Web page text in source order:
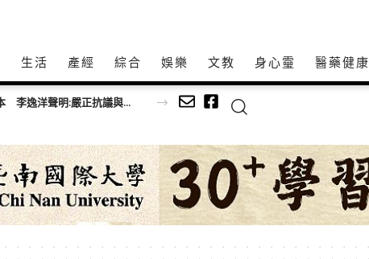
生活 產經 綜合 娛樂 文教 身心𩆜 醫藥健康
長崎和平紀念典禮又遭矮化 賴政府罕見痛批日本 李逸洋聲明:嚴正抗議與譴責